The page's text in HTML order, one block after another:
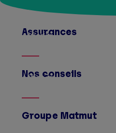
Assurances
Afficher
Nos conseils
Afficher
Groupe Matmut